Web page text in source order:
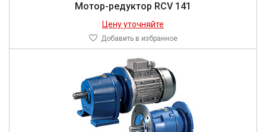
Мотор-редуктор RCV 141
Цену уточняйте
Добавить в избранное